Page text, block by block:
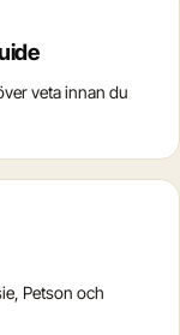
veta innan du
Petson och